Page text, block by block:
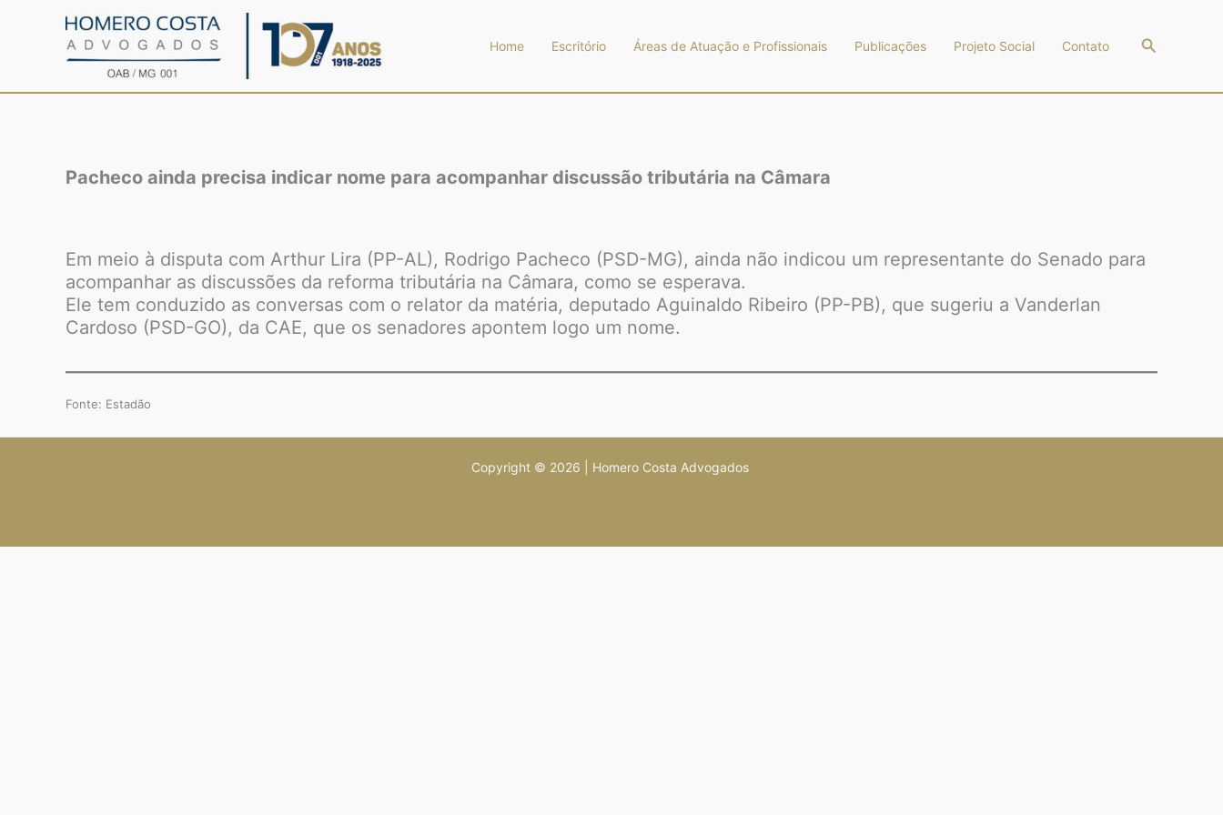
Home Escritório Áreas de Atuação e Profissionais Publicações Projeto Social Contato Pesquisar
Pacheco ainda precisa indicar nome para acompanhar discussão tributária na Câmara
Em meio à disputa com Arthur Lira (PP-AL), Rodrigo Pacheco (PSD-MG), ainda não indicou um representante do Senado para
acompanhar as discussões da reforma tributária na Câmara, como se esperava.
Ele tem conduzido as conversas com o relator da matéria, deputado Aguinaldo Ribeiro (PP-PB), que sugeriu a Vanderlan
Cardoso (PSD-GO), da CAE, que os senadores apontem logo um nome.
Fonte: Estadão
Copyright © 2026 | Homero Costa Advogados